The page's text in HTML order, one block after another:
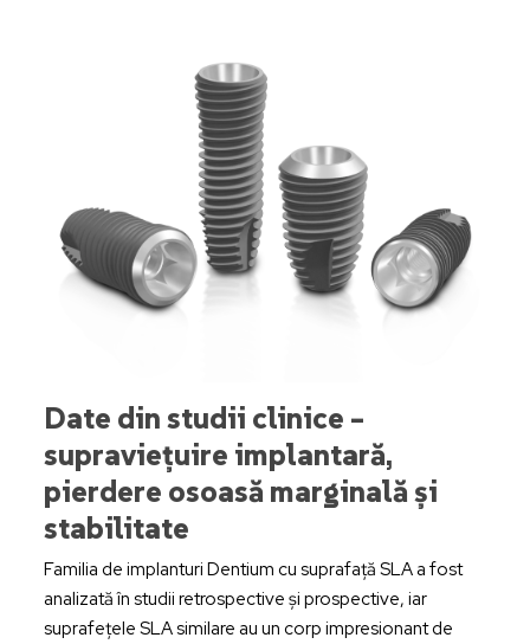
Date din studii clinice –
supraviețuire implantară,
pierdere osoasă marginală și
stabilitate
Familia de implanturi Dentium cu suprafață SLA a fost
analizată în studii retrospective și prospective, iar
suprafețele SLA similare au un corp impresionant de